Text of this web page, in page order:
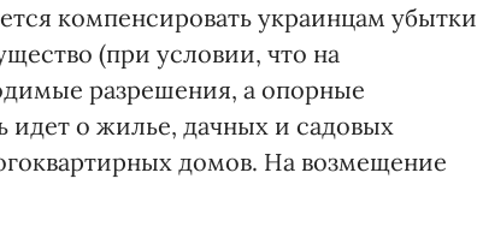
компенсировать украинцам убытки
(при условии, что на
разрешения, а опорные
идет о жилье, дачных и садовых
домов. На возмещение